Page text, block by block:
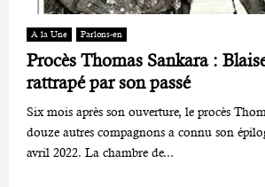
A la Une Parlons-en
Procès Thomas Sankara :
rattrapé par son passé
Six mois après son ouverture, le procès
douze autres compagnons a connu son
avril 2022. La chambre de...